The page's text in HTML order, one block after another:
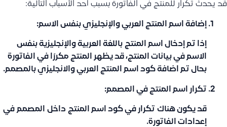
قد يحدث تكرار للمنتج في الفاتورة بسبب أحد الأسباب التالية:
إضافة اسم المنتج العربي والإنجليزي بنفس الاسم:
إذا تم إدخال اسم المنتج باللغة العربية والإنجليزية بنفس
الاسم في بيانات المنتج، قد يظهر المنتج مكررًا في الفاتورة
بحال تم اضافة كود اسم المنتج العربي والانجليزي بالمصمم.
تكرار اسم المنتج في المصمم:
قد يكون هناك تكرار في كود اسم المنتج داخل المصمم في
إعدادات الفاتورة.